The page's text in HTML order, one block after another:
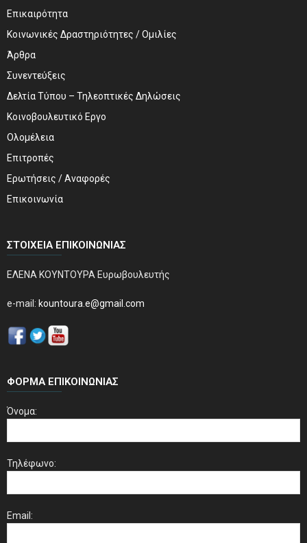
Επικαιρότητα
Κοινωνικές Δραστηριότητες / Ομιλίες
Άρθρα
Συνεντεύξεις
Δελτία Τύπου – Τηλεοπτικές Δηλώσεις
Κοινοβουλευτικό Εργο
Ολομέλεια
Επιτροπές
Ερωτήσεις / Αναφορές
Επικοινωνία
ΣΤΟΙΧΕΊΑ ΕΠΙΚΟΙΝΩΝΊΑΣ
ΕΛΕΝΑ ΚΟΥΝΤΟΥΡΑ Ευρωβουλευτής
e-mail: kountoura.e@gmail.com
ΦΌΡΜΑ ΕΠΙΚΟΙΝΩΝΊΑΣ
Όνομα:
Τηλέφωνο:
Email: